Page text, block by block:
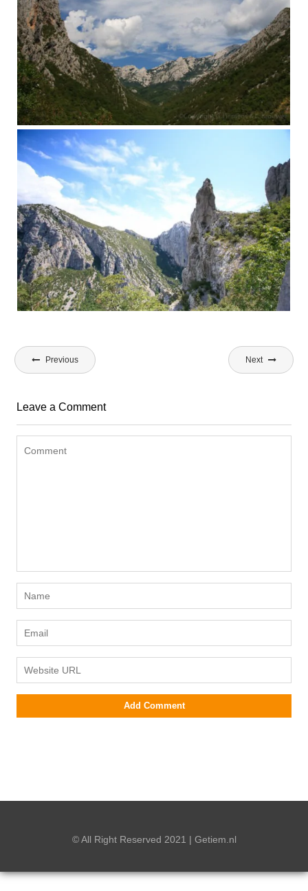
Bericht
navigatie
Previous Next
Leave a Comment
© All Right Reserved 2021 | Getiem.nl